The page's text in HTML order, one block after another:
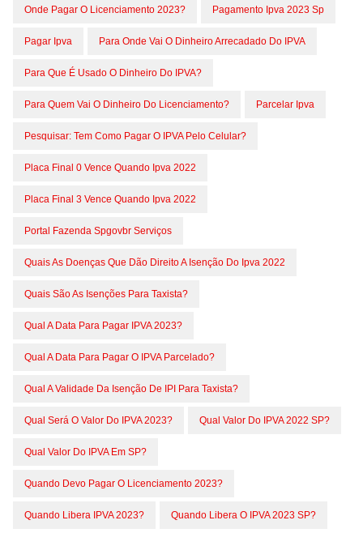
Onde Pagar O Licenciamento 2023? Pagamento Ipva 2023 Sp
Pagar Ipva Para Onde Vai O Dinheiro Arrecadado Do IPVA
Para Que É Usado O Dinheiro Do IPVA?
Para Quem Vai O Dinheiro Do Licenciamento? Parcelar Ipva
Pesquisar: Tem Como Pagar O IPVA Pelo Celular?
Placa Final 0 Vence Quando Ipva 2022
Placa Final 3 Vence Quando Ipva 2022
Portal Fazenda Spgovbr Serviços
Quais As Doenças Que Dão Direito A Isenção Do Ipva 2022
Quais São As Isenções Para Taxista?
Qual A Data Para Pagar IPVA 2023?
Qual A Data Para Pagar O IPVA Parcelado?
Qual A Validade Da Isenção De IPI Para Taxista?
Qual Será O Valor Do IPVA 2023? Qual Valor Do IPVA 2022 SP?
Qual Valor Do IPVA Em SP?
Quando Devo Pagar O Licenciamento 2023?
Quando Libera IPVA 2023? Quando Libera O IPVA 2023 SP?